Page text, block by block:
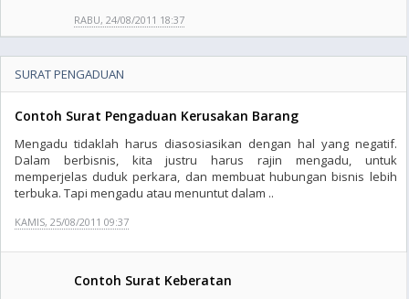
RABU, 24/08/2011 18:37
SURAT PENGADUAN
Contoh Surat Pengaduan Kerusakan Barang
Mengadu tidaklah harus diasosiasikan dengan hal yang negatif.
Dalam berbisnis, kita justru harus rajin mengadu, untuk
memperjelas duduk perkara, dan membuat hubungan bisnis lebih
terbuka. Tapi mengadu atau menuntut dalam ..
KAMIS, 25/08/2011 09:37
Contoh Surat Keberatan